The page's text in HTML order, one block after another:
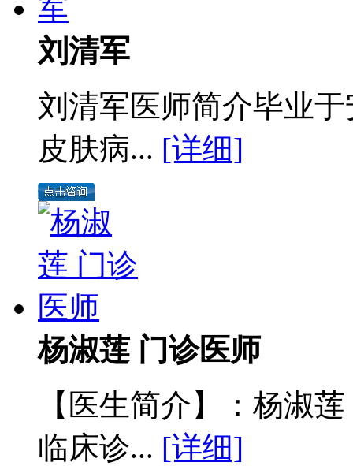
刘清军
刘清军医师简介毕业
皮肤病... [详细]
杨淑莲 门诊医师
【医生简介】：杨淑
临床诊... [详细]